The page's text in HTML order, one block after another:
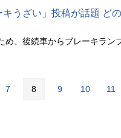
うざい」投稿が話題 ど
め、後続車からブレーキラン
7 8 9 10 11